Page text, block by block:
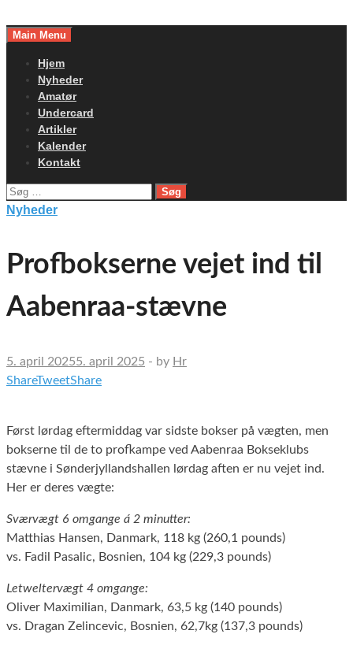
toMain Menu
Hjem
Nyheder
Amatør
Undercard
Artikler
Kalender
Kontakt
Søg
efter:
Nyheder
Profbokserne vejet ind til
Aabenraa-stævne
5. april 20255. april 2025 - by Hr
ShareTweetShare
Først lørdag eftermiddag var sidste bokser på vægten, men
bokserne til de to profkampe ved Aabenraa Bokseklubs
stævne i Sønderjyllandshallen lørdag aften er nu vejet ind.
Her er deres vægte:
Sværvægt 6 omgange á 2 minutter:
Matthias Hansen, Danmark, 118 kg (260,1 pounds)
vs. Fadil Pasalic, Bosnien, 104 kg (229,3 pounds)
Letweltervægt 4 omgange:
Oliver Maximilian, Danmark, 63,5 kg (140 pounds)
vs. Dragan Zelincevic, Bosnien, 62,7kg (137,3 pounds)